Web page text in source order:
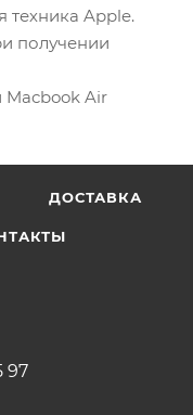
техника Apple.
получении
Macbook Air
ДОСТАВКА
97